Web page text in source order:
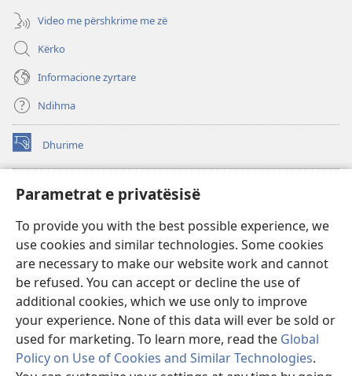
Parametrat e privatësisë
To provide you with the best possible experience, we
use cookies and similar technologies. Some cookies
are necessary to make our website work and cannot
be refused. You can accept or decline the use of
additional cookies, which we use only to improve
your experience. None of this data will ever be sold or
used for marketing. To learn more, read the Global
Policy on Use of Cookies and Similar Technologies.
Video me përshkrime me zë
Kërko
Informacione zyrtare
Ndihma
Dhurime
(hap
dritare
re)
BIBLIOTEKA ONLINE Watchtower
(hap
të
re)
JW Hub
(hap
dritare
të
re)
JW Library
Biblioteka Watchtower